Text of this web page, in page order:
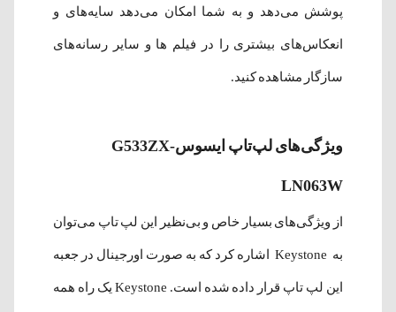
پوشش می‌دهد و به شما امکان می‌دهد سایه‌های و
انعکاس‌های بیشتری را در فیلم ها و سایر رسانه‌های
سازگار مشاهده کنید.
ویژگی‌های لپ‌‌تاپ ایسوسG533ZX-
LN063W
از ویژگی‌های بسیار خاص و بی‌نظیر این لپ تاپ می‌توان
به Keystone اشاره کرد که به صورت اورجینال در جعبه
این لپ تاپ قرار داده شده‌ است. Keystone یک راه همه